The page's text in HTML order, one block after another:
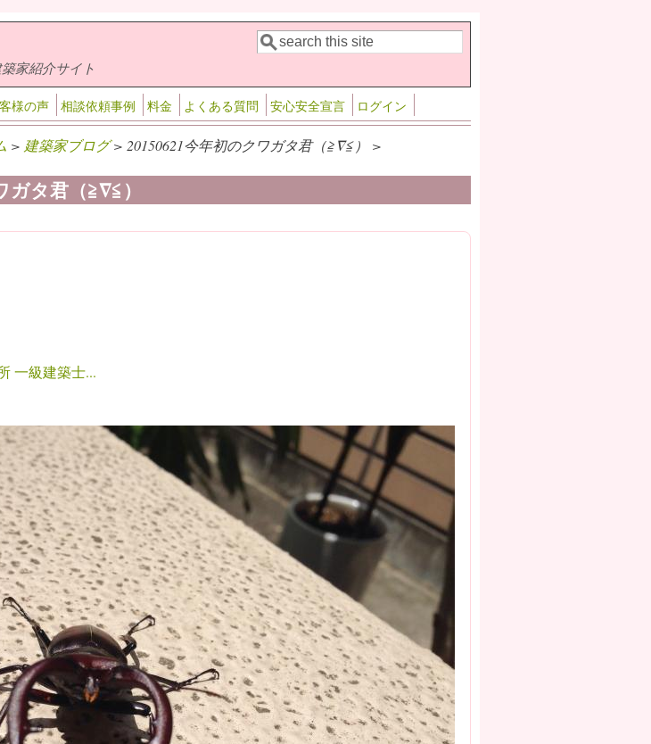
家紹介サイト 検索フォーム
検索
様の声 相談依頼事例 料金 よくある質問 安心安全宣言 ログイン
> 建築家ブログ> 20150621今年初のクワガタ君（≧∇≦） >
ガタ君（≧∇≦）
一級建築士...